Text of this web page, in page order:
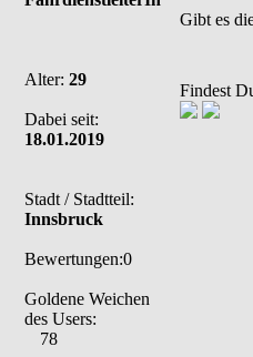
Alter: 29
Dabei seit:
18.01.2019
Stadt / Stadtteil:
Innsbruck
Bewertungen:0
Goldene Weichen
des Users:
78
Gibt es
Findest